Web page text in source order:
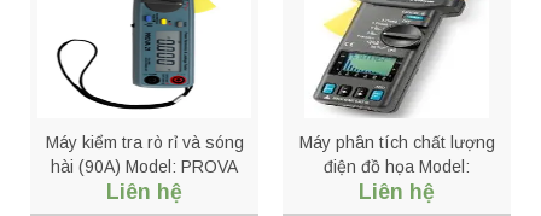
Máy kiểm tra rò rỉ và sóng
hài (90A) Model: PROVA
23
Liên hệ
Máy phân tích chất lượng
điện đồ họa Model:
PROVA 6200
Liên hệ